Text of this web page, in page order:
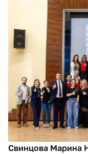
Свинцова Марина